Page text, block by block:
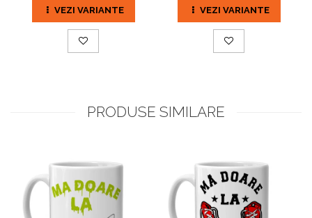
VEZI VARIANTE VEZI VARIANTE
PRODUSE SIMILARE